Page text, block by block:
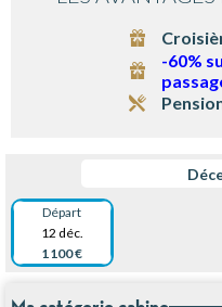
-60%
Départ
12 déc.
1 100 €